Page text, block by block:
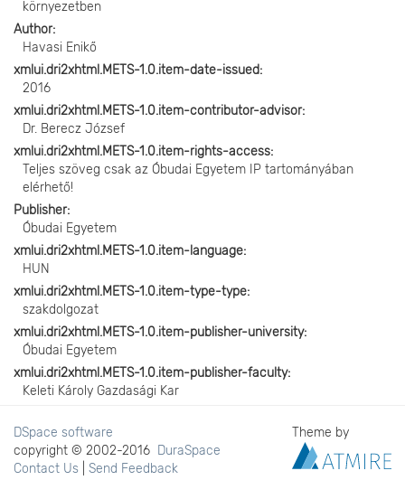
környezetben
Author
Havasi Enikő
xmlui.dri2xhtml.METS-1.0.item-date-issued
2016
xmlui.dri2xhtml.METS-1.0.item-contributor-advisor
Dr. Berecz József
xmlui.dri2xhtml.METS-1.0.item-rights-access
Teljes szöveg csak az Óbudai Egyetem IP tartományában
elérhető!
Publisher
Óbudai Egyetem
xmlui.dri2xhtml.METS-1.0.item-language
HUN
xmlui.dri2xhtml.METS-1.0.item-type-type
szakdolgozat
xmlui.dri2xhtml.METS-1.0.item-publisher-university
Óbudai Egyetem
xmlui.dri2xhtml.METS-1.0.item-publisher-faculty
Keleti Károly Gazdasági Kar
DSpace software
copyright © 2002-2016 DuraSpace
Contact Us
Send Feedback
Theme by